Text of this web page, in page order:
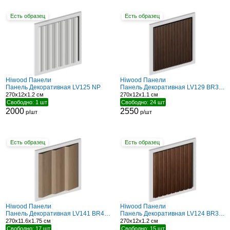
Есть образец
Hiwood Панели
Панель Декоративная LV125 NP
270x12x1.2 см
Свободно: 1 шт
2000р/шт
Есть образец
Hiwood Панели
Панель Декоративная LV129 BR396NK
270x12x1.1 см
Свободно: 24 шт
2550 р/шт
Есть образец
Hiwood Панели
Панель Декоративная LV141 BR417
270x11.6x1.75 см
Свободно: 17 шт
Есть образец
Hiwood Панели
Панель Декоративная LV124 BR396
270x12x1.2 см
Свободно: 15 шт